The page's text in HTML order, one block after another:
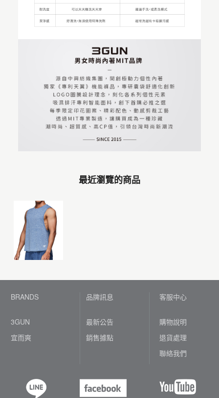
最近瀏覽的商品
BRANDS
3GUN
宜而爽
品牌訊息
最新公告
銷售據點
客服中心
購物說明
退貨處理
聯絡我們